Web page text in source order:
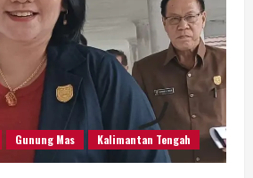
Gunung Mas Kalimantan Tengah